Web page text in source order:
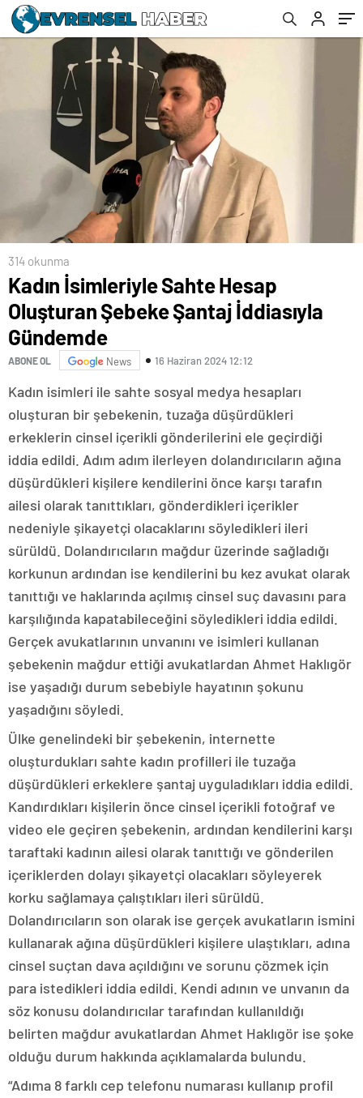
314 okunma
Kadın İsimleriyle Sahte Hesap
Oluşturan Şebeke Şantaj İddiasıyla
Gündemde
ABONE OL News 16 Haziran 2024 12:12
Kadın isimleri ile sahte sosyal medya hesapları
oluşturan bir şebekenin, tuzağa düşürdükleri
erkeklerin cinsel içerikli gönderilerini ele geçirdiği
iddia edildi. Adım adım ilerleyen dolandırıcıların ağına
düşürdükleri kişilere kendilerini önce karşı tarafın
ailesi olarak tanıttıkları, gönderdikleri içerikler
nedeniyle şikayetçi olacaklarını söyledikleri ileri
sürüldü. Dolandırıcıların mağdur üzerinde sağladığı
korkunun ardından ise kendilerini bu kez avukat olarak
tanıttığı ve haklarında açılmış cinsel suç davasını para
karşılığında kapatabileceğini söyledikleri iddia edildi.
Gerçek avukatlarının unvanını ve isimleri kullanan
şebekenin mağdur ettiği avukatlardan Ahmet Haklıgör
ise yaşadığı durum sebebiyle hayatının şokunu
yaşadığını söyledi.
Ülke genelindeki bir şebekenin, internette
oluşturdukları sahte kadın profilleri ile tuzağa
düşürdükleri erkeklere şantaj uyguladıkları iddia edildi.
Kandırdıkları kişilerin önce cinsel içerikli fotoğraf ve
video ele geçiren şebekenin, ardından kendilerini karşı
taraftaki kadının ailesi olarak tanıttığı ve gönderilen
içeriklerden dolayı şikayetçi olacakları söyleyerek
korku sağlamaya çalıştıkları ileri sürüldü.
Dolandırıcıların son olarak ise gerçek avukatların ismini
kullanarak ağına düşürdükleri kişilere ulaştıkları, adına
cinsel suçtan dava açıldığını ve sorunu çözmek için
para istedikleri iddia edildi. Kendi adının ve unvanın da
söz konusu dolandırıcılar tarafından kullanıldığı
belirten mağdur avukatlardan Ahmet Haklıgör ise şoke
olduğu durum hakkında açıklamalarda bulundu.
“Adıma 8 farklı cep telefonu numarası kullanıp profil